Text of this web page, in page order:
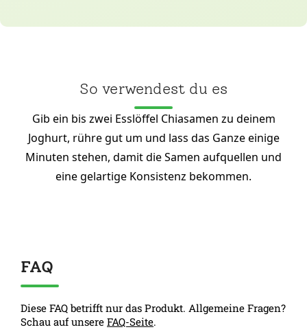
So verwendest du es
Gib ein bis zwei Esslöffel Chiasamen zu deinem
Joghurt, rühre gut um und lass das Ganze einige
Minuten stehen, damit die Samen aufquellen und
eine gelartige Konsistenz bekommen.
FAQ
Diese FAQ betrifft nur das Produkt. Allgemeine Fragen?
Schau auf unsere FAQ-Seite.